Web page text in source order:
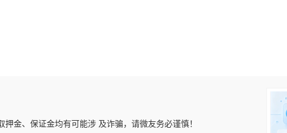
金、保证金均有可能涉 及诈骗，请微友务必谨慎！